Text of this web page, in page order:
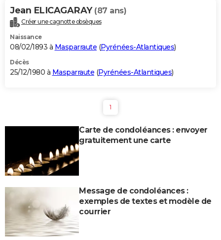
Jean ELICAGARAY (87 ans)
Créer une cagnotte obsèques
Naissance
08/02/1893 à Masparraute (Pyrénées-Atlantiques)
Décès
25/12/1980 à Masparraute (Pyrénées-Atlantiques)
1
Carte de condoléances : envoyer
gratuitement une carte
Message de condoléances :
exemples de textes et modèle de
courrier